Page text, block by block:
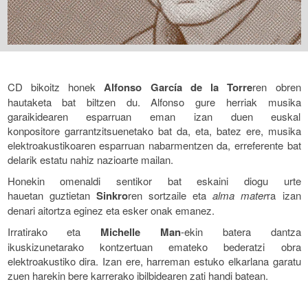
CD bikoitz honek Alfonso García de la Torreren obren
hautaketa bat biltzen du. Alfonso gure herriak musika
garaikidearen esparruan eman izan duen euskal
konpositore garrantzitsuenetako bat da, eta, batez ere, musika
elektroakustikoaren esparruan nabarmentzen da, erreferente bat
delarik estatu nahiz nazioarte mailan.
Honekin omenaldi sentikor bat eskaini diogu urte
hauetan guztietan Sinkroren sortzaile etaalma materra izan
denari aitortza eginez eta esker onak emanez.
Irratirako eta Michelle Man-ekin batera dantza
ikuskizunetarako kontzertuan emateko bederatzi obra
elektroakustiko dira. Izan ere, harreman estuko elkarlana garatu
zuen harekin bere karrerako ibilbidearen zati handi batean.